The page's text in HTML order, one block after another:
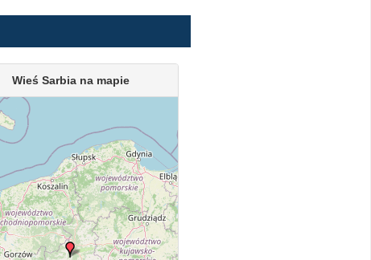
Wieś Sarbia na mapie